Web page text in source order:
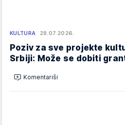
KULTURA 28.07.2026.
Poziv za sve projekte
Srbiji: Može se dobiti
Komentariši